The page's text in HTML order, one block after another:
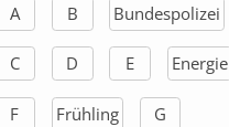
A B Bundespolizei
C D E Energie
F Frühling G